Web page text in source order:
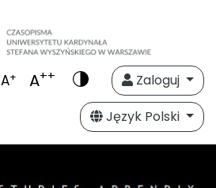
A+ A++
Zaloguj
Język Polski